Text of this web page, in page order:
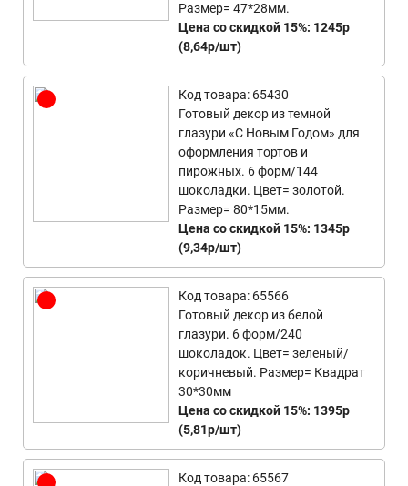
Размер= 47*28мм.
Цена со скидкой 15%: 1245р
(8,64р/шт)
Код товара: 65430
Готовый декор из темной
глазури «С Новым Годом» для
оформления тортов и
пирожных. 6 форм/144
шоколадки. Цвет= золотой.
Размер= 80*15мм.
Цена со скидкой 15%: 1345р
(9,34р/шт)
Код товара: 65566
Готовый декор из белой
глазури. 6 форм/240
шоколадок. Цвет= зеленый/
коричневый. Размер= Квадрат
30*30мм
Цена со скидкой 15%: 1395р
(5,81р/шт)
Код товара: 65567